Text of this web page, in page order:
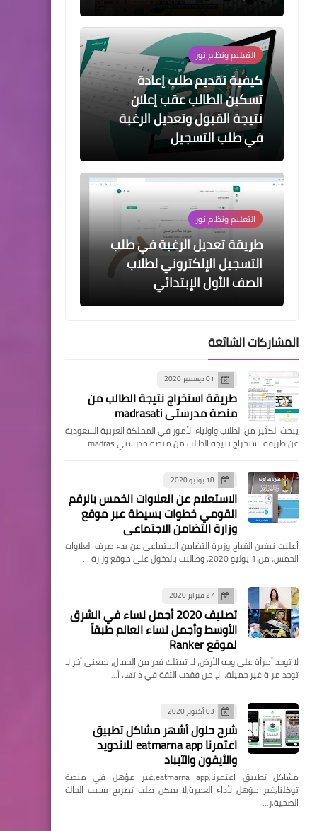
التعليم ونظام نور
كيفية تقديم طلب إعادة
تسكين الطالب عقب إعلان
نتيجة القبول وتعديل الرغبة
في طلب التسجيل
التعليم ونظام نور
طريقة تعديل الرغبة في طلب
التسجيل الإلكتروني لطلاب
الصف الأول الإبتدائي
التعليم ونظام نور
تقديم طلب الانسحاب من
المدرسة بعد إعلان نتائج
التسجيل الإلكتروني للطلاب
المستجدين
التعليم ونظام نور
رابط الإستعلام عن نتيجة تقديم
الصف الأول الإبتدائي برقم
التعليم ونظام نور
رابط الإستعلام عن نتائج القبول
في الصف الأول الإبتدائي برقم
الهوية منصة التسجيل
الإلكتروني
التعليم ونظام نور
المشاركات الشائعة
01 ديسمبر 2020
طريقة استخراج نتيجة الطالب من
منصة مدرستي madrasati
يبحث الكثير من الطلاب واولياء الأمور في المملكة العربية السعودية
عن طريقة استخراج نتيجة الطالب من منصة مدرستي madras…
18 يونيو 2020
الاستعلام عن العلاوات الخمس بالرقم
القومي خطوات بسيطة عبر موقع
وزارة التضامن الاجتماعى
أعلنت نيفين القباج وزيرة التضامن الاجتماعي عن بدء صرف العلاوات
الخمس، من 1 يوليو 2020، وطالبت بالدخول على موقع وزارة …
27 فبراير 2020
تصنيف 2020 أجمل نساء في الشرق
الأوسط وأجمل نساء العالم طبقاً
لموقع Ranker
لا توجد أمرأة على وجه الأرض، لا تمتلك قدر من الجمال، بمعني أخر لا
توجد مراة غير جميلة، الإ من فقدت الثقة في ذاتها، أ…
03 أكتوبر 2020
شرح حلول أشهر مشاكل تطبيق
اعتمرنا eatmarna app للاندويد
والأيفون والآيباد
مشاكل تطبيق اعتمرنا,eatmarna app,غير مؤهل في منصة
توكلنا,غير مؤهل لأداء العمرة,لا يمكن طلب تصريح بسبب الحالة
الصحية,ر…